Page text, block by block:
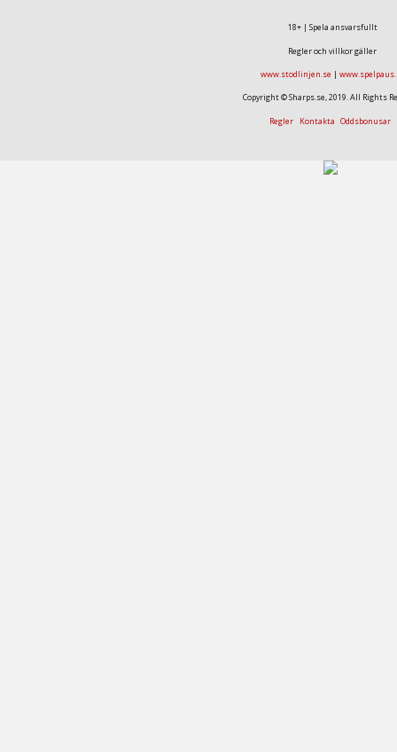
18+ | Spela ansvarsfullt
Regler och villkor gäller
www.stodlinjen.se |
Copyright © Sharps.se, 2019. All Rights
Regler Kontakta Oddsbonusar